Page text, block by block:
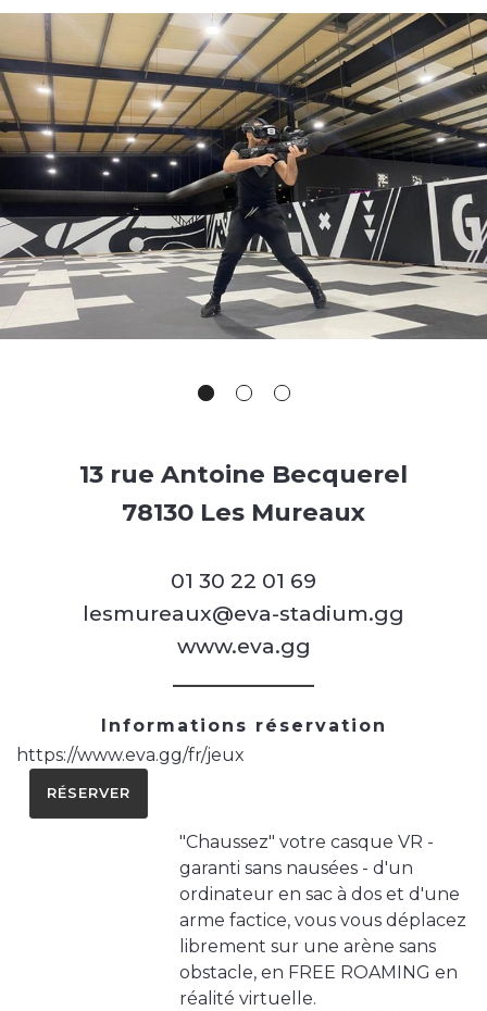
13 rue Antoine Becquerel
78130 Les Mureaux
01 30 22 01 69
lesmureaux@eva-stadium.gg
www.eva.gg
Informations réservation
https://www.eva.gg/fr/jeux
RÉSERVER
"Chaussez" votre casque VR -
garanti sans nausées - d'un
ordinateur en sac à dos et d'une
arme factice, vous vous déplacez
librement sur une arène sans
obstacle, en FREE ROAMING en
réalité virtuelle.